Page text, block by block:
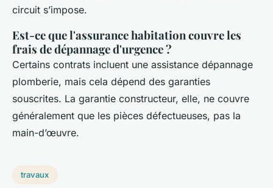
circuit s’impose.
Est-ce que l'assurance habitation couvre les
frais de dépannage d'urgence ?
Certains contrats incluent une assistance dépannage
plomberie, mais cela dépend des garanties
souscrites. La garantie constructeur, elle, ne couvre
généralement que les pièces défectueuses, pas la
main-d’œuvre.
travaux